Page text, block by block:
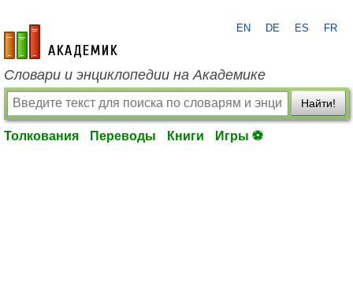
academic.ru
EN DE ES FR
Словари и энциклопедии на Академике
Найти!
Толкования Переводы Книги Игры ⚽